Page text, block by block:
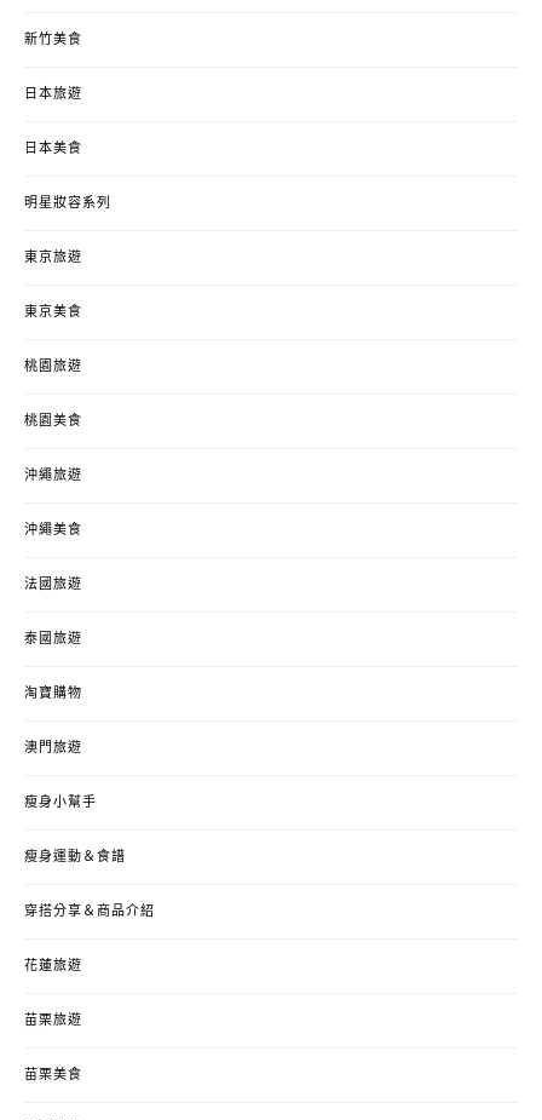
新竹美食
日本旅遊
日本美食
明星妝容系列
東京旅遊
東京美食
桃園旅遊
桃園美食
沖繩旅遊
沖繩美食
法國旅遊
泰國旅遊
淘寶購物
澳門旅遊
瘦身小幫手
瘦身運動＆食譜
穿搭分享＆商品介紹
花蓮旅遊
苗栗旅遊
苗栗美食